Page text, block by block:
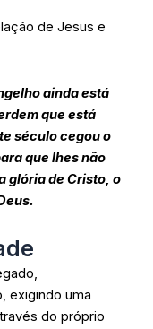
de Jesus e
ainda está
que está
século cegou o
que lhes não
glória de Cristo, o
exigindo uma
do próprio